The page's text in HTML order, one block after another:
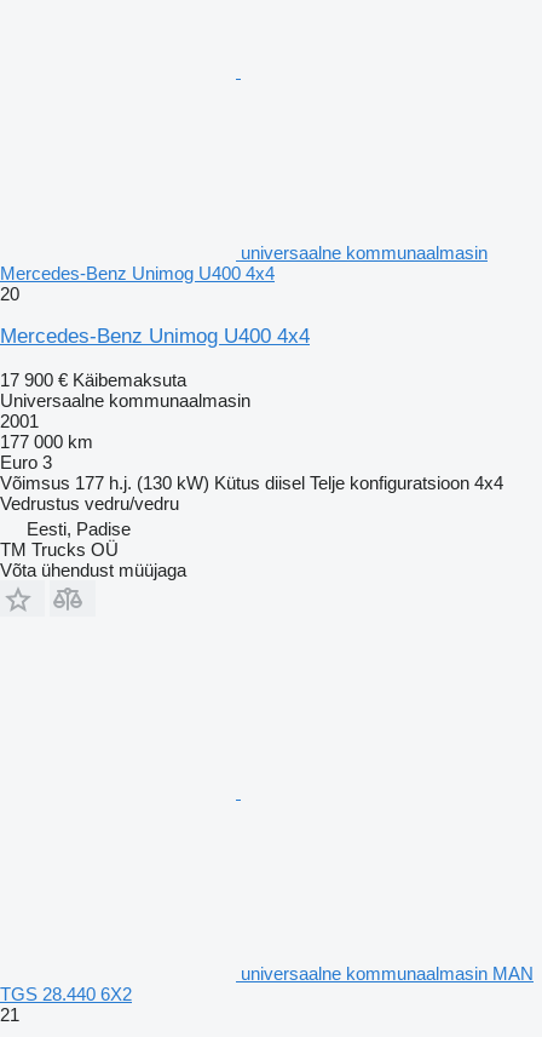
universaalne kommunaalmasin
Mercedes-Benz Unimog U400 4x4
20
Mercedes-Benz Unimog U400 4x4
17 900 € Käibemaksuta
Universaalne kommunaalmasin
2001
177 000 km
Euro 3
Võimsus 177 h.j. (130 kW) Kütus diisel Telje konfiguratsioon 4x4
Vedrustus vedru/vedru
Eesti, Padise
TM Trucks OÜ
Võta ühendust müüjaga
universaalne kommunaalmasin MAN
TGS 28.440 6X2
21